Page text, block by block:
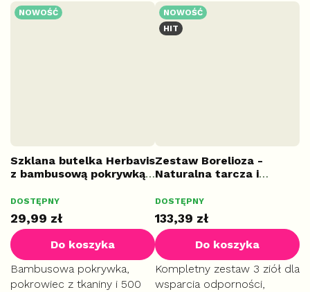
przeziębieniu i grypie.
Kompleks Saw palmetto i
Pygeum wspiera
prawidłowe funkcjonowanie
NOWOŚĆ
Szklana butelka Herbavis
z bambusową pokrywką,
DOSTĘPNY
29,99 zł
Do koszyka
Bambusowa pokrywka,
pokrowiec z tkaniny i 500
NOWOŚĆ
HIT
Zestaw Borelioza -
Naturalna tarcza i
DOSTĘPNY
133,39 zł
Do koszyka
Kompletny zestaw 3 ziół dla
wsparcia odporności,